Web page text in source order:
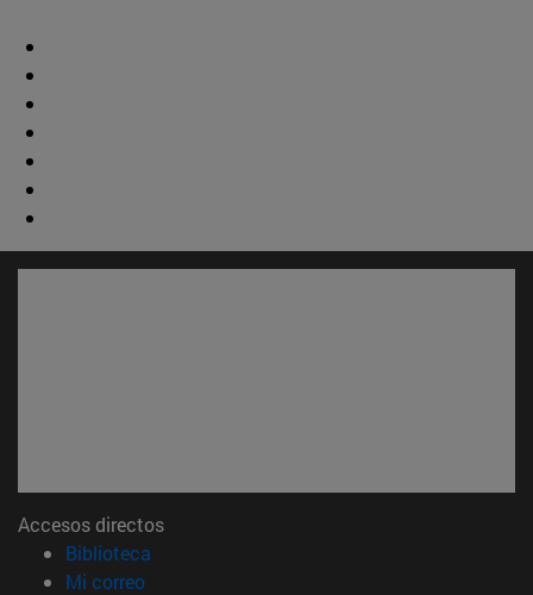
Accesos directos
Biblioteca
Mi correo(abre en nueva ventana)